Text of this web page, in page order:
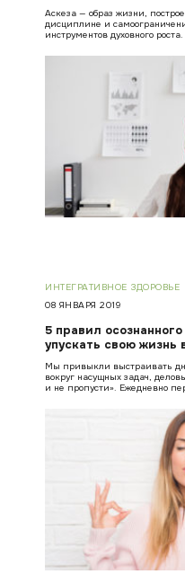
Аскеза — образ жизни,
дисциплине и
инструментов духовного
ИНТЕГРАТИВНОЕ ЗДОРОВЬЕ
08 ЯНВАРЯ 2019
5 правил
упускать свою жизнь
Мы привыкли выстраивать
вокруг насущных задач,
и не пропусти». Ежедневно